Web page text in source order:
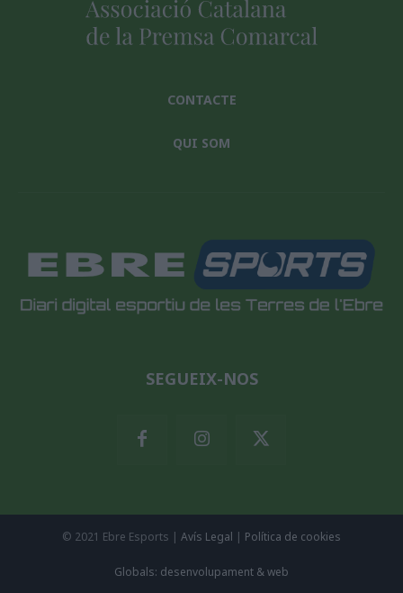
CONTACTE
QUI SOM
SEGUEIX-NOS
© 2021 Ebre Esports | Avís Legal | Política de cookies
Globals: desenvolupament & web